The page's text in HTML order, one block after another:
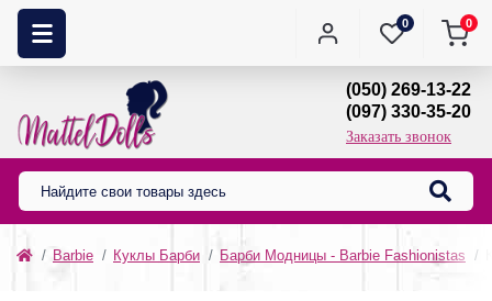
0 0
(050) 269-13-22
(097) 330-35-20
Заказать звонок
Barbie Куклы Барби Барби Модницы - Barbie Fashionistas